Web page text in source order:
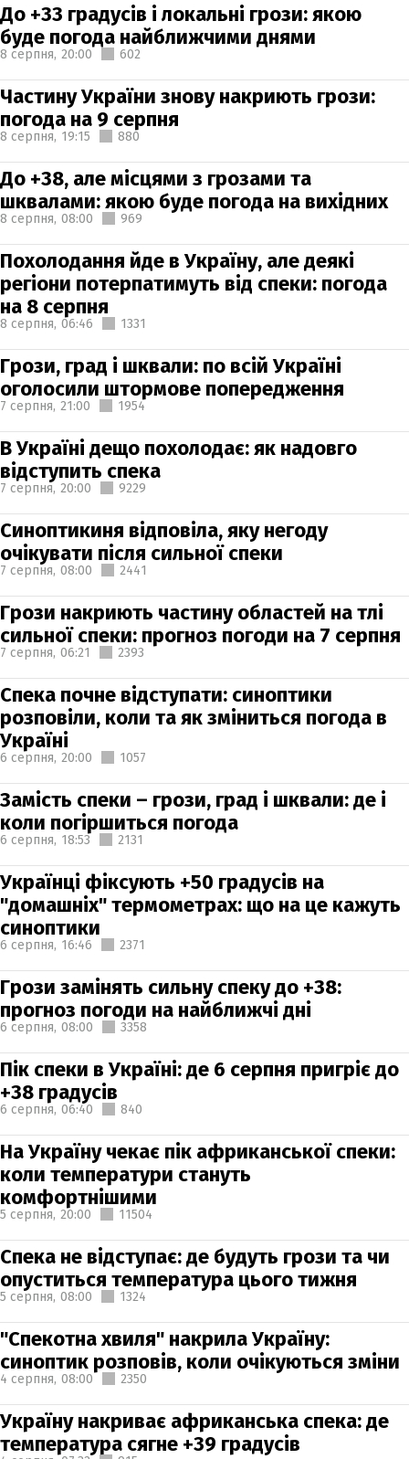
До +33 градусів і локальні грози: якою
буде погода найближчими днями
8 серпня, 20:00 602
Частину України знову накриють грози:
погода на 9 серпня
8 серпня, 19:15 880
До +38, але місцями з грозами та
шквалами: якою буде погода на вихідних
8 серпня, 08:00 969
Похолодання йде в Україну, але деякі
регіони потерпатимуть від спеки: погода
на 8 серпня
8 серпня, 06:46 1331
Грози, град і шквали: по всій Україні
оголосили штормове попередження
7 серпня, 21:00 1954
В Україні дещо похолодає: як надовго
відступить спека
7 серпня, 20:00 9229
Синоптикиня відповіла, яку негоду
очікувати після сильної спеки
7 серпня, 08:00 2441
Грози накриють частину областей на тлі
сильної спеки: прогноз погоди на 7 серпня
7 серпня, 06:21 2393
Спека почне відступати: синоптики
розповіли, коли та як зміниться погода в
Україні
6 серпня, 20:00 1057
Замість спеки – грози, град і шквали: де і
коли погіршиться погода
6 серпня, 18:53 2131
Українці фіксують +50 градусів на
"домашніх" термометрах: що на це кажуть
синоптики
6 серпня, 16:46 2371
Грози замінять сильну спеку до +38:
прогноз погоди на найближчі дні
6 серпня, 08:00 3358
Пік спеки в Україні: де 6 серпня пригріє до
+38 градусів
6 серпня, 06:40 840
На Україну чекає пік африканської спеки:
коли температури стануть
комфортнішими
5 серпня, 20:00 11504
Спека не відступає: де будуть грози та чи
опуститься температура цього тижня
5 серпня, 08:00 1324
"Спекотна хвиля" накрила Україну:
синоптик розповів, коли очікуються зміни
4 серпня, 08:00 2350
Україну накриває африканська спека: де
температура сягне +39 градусів